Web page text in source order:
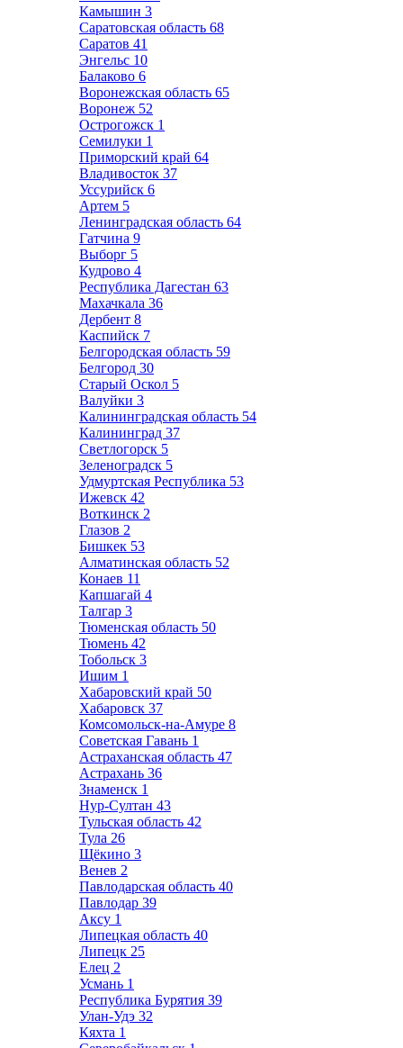
Камышин 3
Саратовская область 68
Саратов 41
Энгельс 10
Балаково 6
Воронежская область 65
Воронеж 52
Острогожск 1
Семилуки 1
Приморский край 64
Владивосток 37
Уссурийск 6
Артем 5
Ленинградская область 64
Гатчина 9
Выборг 5
Кудрово 4
Республика Дагестан 63
Махачкала 36
Дербент 8
Каспийск 7
Белгородская область 59
Белгород 30
Старый Оскол 5
Валуйки 3
Калининградская область 54
Калининград 37
Светлогорск 5
Зеленоградск 5
Удмуртская Республика 53
Ижевск 42
Воткинск 2
Глазов 2
Бишкек 53
Алматинская область 52
Конаев 11
Капшагай 4
Талгар 3
Тюменская область 50
Тюмень 42
Тобольск 3
Ишим 1
Хабаровский край 50
Хабаровск 37
Комсомольск-на-Амуре 8
Советская Гавань 1
Астраханская область 47
Астрахань 36
Знаменск 1
Нур-Султан 43
Тульская область 42
Тула 26
Щёкино 3
Венев 2
Павлодарская область 40
Павлодар 39
Аксу 1
Липецкая область 40
Липецк 25
Елец 2
Усмань 1
Республика Бурятия 39
Улан-Удэ 32
Кяхта 1